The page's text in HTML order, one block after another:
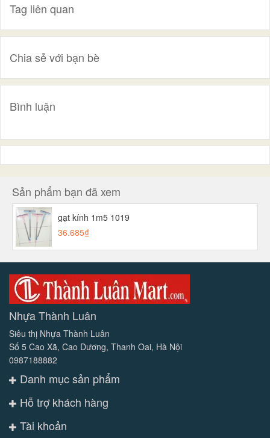
Tag liên quan
Chia sẻ với bạn bè
Bình luận
Sản phẩm bạn đã xem
gạt kính 1m5 1019
36.685₫
Nhựa Thành Luân
Siêu thị Nhựa Thành Luân
Số 5 Cao Xã, Cao Dương, Thanh Oai, Hà Nội
0987188882
Danh mục sản phẩm
Hỗ trợ khách hàng
Tài khoản